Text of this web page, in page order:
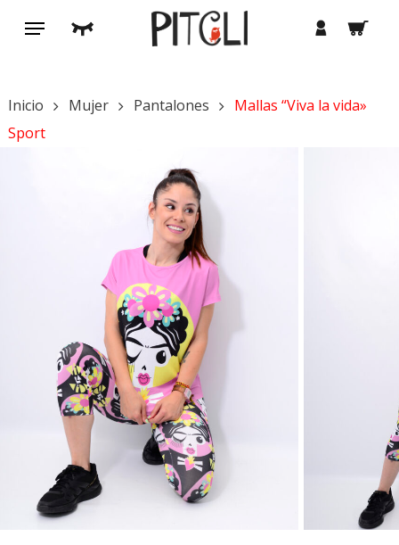
buscar cuenta
Menú
Inicio Mujer Pantalones
Mallas “Viva la vida»
Sport